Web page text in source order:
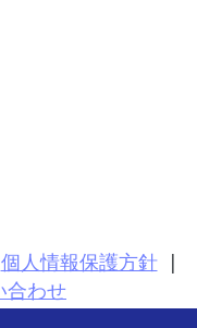
個人情報保護方針 |
合わせ